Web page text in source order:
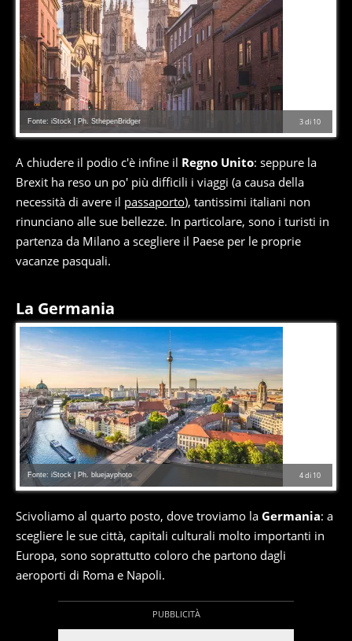
3di 10
Fonte: iStock | Ph. SthepenBridger
A chiudere il podio c'è infine il Regno Unito: seppure la
Brexit ha reso un po' più difficili i viaggi (a causa della
necessità di avere il passaporto), tantissimi italiani non
rinunciano alle sue bellezze. In particolare, sono i turisti in
partenza da Milano a scegliere il Paese per le proprie
vacanze pasquali.
La Germania
4di 10
Fonte: iStock | Ph. bluejayphoto
Scivoliamo al quarto posto, dove troviamo la Germania: a
scegliere le sue città, capitali culturali molto importanti in
Europa, sono soprattutto coloro che partono dagli
aeroporti di Roma e Napoli.